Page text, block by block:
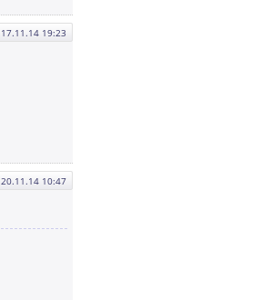
17.11.14 19:23
20.11.14 10:47